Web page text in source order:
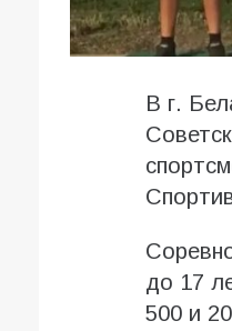
В г.
до 17
500 и